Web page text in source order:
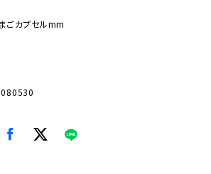
ごカプセルmm